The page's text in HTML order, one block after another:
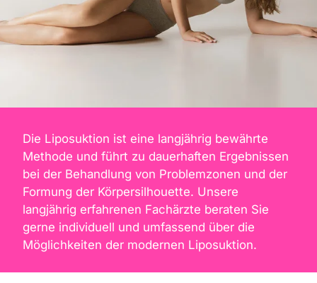
Die Liposuktion ist eine langjährig bewährte
Methode und führt zu dauerhaften Ergebnissen
bei der Behandlung von Problemzonen und der
Formung der Körpersilhouette. Unsere
langjährig erfahrenen Fachärzte beraten Sie
gerne individuell und umfassend über die
Möglichkeiten der modernen Liposuktion.